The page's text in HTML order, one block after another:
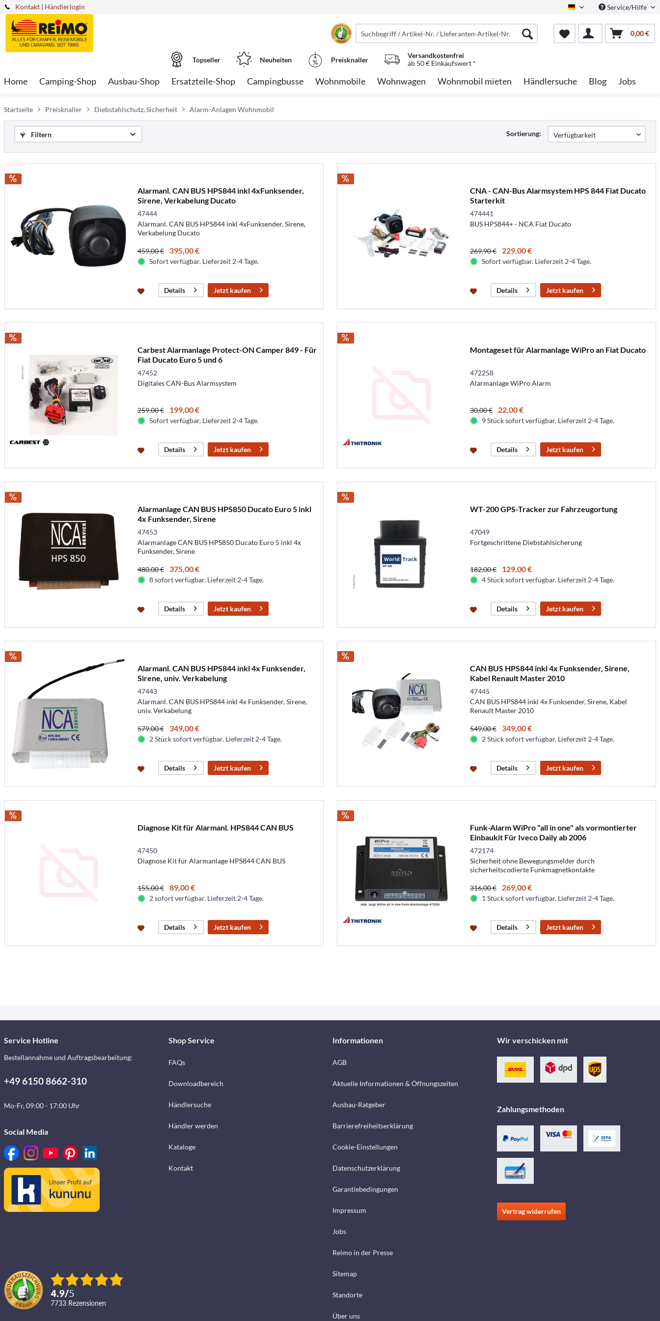
Kontakt German Service/Hilfe
| Händlerlogin
0,00 €
Topseller Neuheiten Preisknaller
Versandkostenfrei
ab 50 € Einkaufswert *
Home Camping-Shop Ausbau-Shop Ersatzteile-Shop Campingbusse Wohnmobile Wohnwagen Wohnmobil mieten Händlersuche Blog Jobs
Startseite Preisknaller Diebstahlschutz, Sicherheit Alarm-Anlagen Wohnmobil
Filtern Sortierung:
Alarmanl. CAN BUS HPS844 inkl 4xFunksender,
Sirene, Verkabelung Ducato
47444
Alarmanl. CAN BUS HPS844 inkl 4xFunksender, Sirene,
Verkabelung Ducato
459,00 € 395,00 €
Sofort verfügbar. Lieferzeit 2-4 Tage.
Details Jetzt kaufen
CNA - CAN-Bus Alarmsystem HPS 844 Fiat Ducato
Starterkit
474441
BUS HPS844+ - NCA Fiat Ducato
269,90 € 229,00 €
Sofort verfügbar. Lieferzeit 2-4 Tage.
Details Jetzt kaufen
Carbest Alarmanlage Protect-ON Camper 849 - Für
Fiat Ducato Euro 5 und 6
47452
Digitales CAN-Bus Alarmsystem
259,00 € 199,00 €
Sofort verfügbar. Lieferzeit 2-4 Tage.
Details Jetzt kaufen
Montageset für Alarmanlage WiPro an Fiat Ducato
472258
Alarmanlage WiPro Alarm
30,00 € 22,00 €
9 Stück sofort verfügbar. Lieferzeit 2-4 Tage.
Details Jetzt kaufen
Alarmanlage CAN BUS HPS850 Ducato Euro 5 inkl
4x Funksender, Sirene
47453
Alarmanlage CAN BUS HPS850 Ducato Euro 5 inkl 4x
Funksender, Sirene
480,00 € 375,00 €
8 sofort verfügbar. Lieferzeit 2-4 Tage.
Details Jetzt kaufen
WT-200 GPS-Tracker zur Fahrzeugortung
47049
Fortgeschrittene Diebstahlsicherung
182,00 € 129,00 €
4 Stück sofort verfügbar. Lieferzeit 2-4 Tage.
Details Jetzt kaufen
Alarmanl. CAN BUS HPS844 inkl 4x Funksender,
Sirene, univ. Verkabelung
47443
Alarmanl. CAN BUS HPS844 inkl 4x Funksender, Sirene,
univ. Verkabelung
579,00 € 349,00 €
2 Stück sofort verfügbar. Lieferzeit 2-4 Tage.
Details Jetzt kaufen
CAN BUS HPS844 inkl 4x Funksender, Sirene,
Kabel Renault Master 2010
47445
CAN BUS HPS844 inkl 4x Funksender, Sirene, Kabel
Renault Master 2010
549,00 € 349,00 €
2 Stück sofort verfügbar. Lieferzeit 2-4 Tage.
Details Jetzt kaufen
Diagnose Kit für Alarmanl. HPS844 CAN BUS
47450
Diagnose Kit für Alarmanlage HPS844 CAN BUS
155,00 € 89,00 €
2 sofort verfügbar. Lieferzeit 2-4 Tage.
Details Jetzt kaufen
Funk-Alarm WiPro "all in one" als vormontierter
Einbaukit Für Iveco Daily ab 2006
472174
Sicherheit ohne Bewegungsmelder durch
sicherheitscodierte Funkmagnetkontakte
316,00 € 269,00 €
1 Stück sofort verfügbar. Lieferzeit 2-4 Tage.
Details Jetzt kaufen
Service Hotline
Bestellannahme und Auftragsbearbeitung:
+49 6150 8662-310
Mo-Fr, 09:00 - 17:00 Uhr
Social Media
4.9/5
7733 Rezensionen
Shop Service
FAQs
Downloadbereich
Händlersuche
Händler werden
Kataloge
Kontakt
Informationen
AGB
Aktuelle Informationen & Öffnungszeiten
Ausbau-Ratgeber
Barrierefreiheitserklärung
Cookie-Einstellungen
Datenschutzerklärung
Garantiebedingungen
Impressum
Jobs
Reimo in der Presse
Sitemap
Standorte
Über uns
Wir verschicken mit
Zahlungsmethoden
Vertrag widerrufen